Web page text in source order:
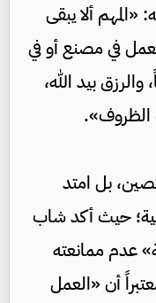
ألا يبقى
في مصنع أو في
بيد الله،
الظروف».
بل امتد
حيث أكد شاب
عدم ممانعته
أن «العمل